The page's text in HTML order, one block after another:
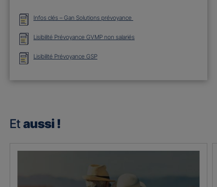
Infos clés – Gan Solutions prévoyance
Lisibilité Prévoyance GVMP non salariés
Lisibilité Prévoyance GSP
Et aussi !